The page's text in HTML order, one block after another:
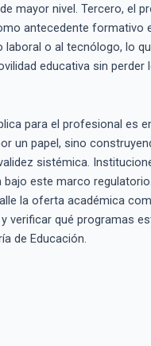
mayor nivel. Tercero, el
antecedente formativo
laboral o al tecnólogo, lo
educativa sin perder
para el profesional es
un papel, sino
sistémica.
bajo este marco
la oferta académica
y verificar qué programas
de Educación.